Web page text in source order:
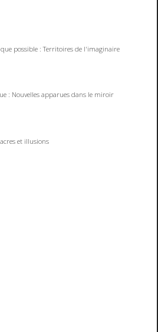
possible : Territoires de l'imaginaire
: Nouvelles apparues dans le miroir
et illusions